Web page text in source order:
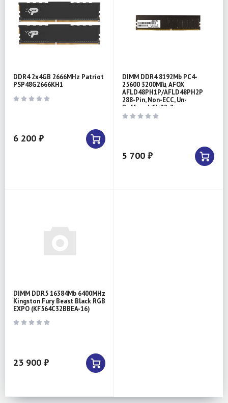
DDR4 2x4GB 2666MHz Patriot
PSP48G2666KH1
6 200 ₽
DIMM DDR4 8192Mb PC4-
25600 3200МГц AFOX
AFLD48PH1P/AFLD48PH2P
288-Pin, Non-ECC, Un-
Buffered, CL 22-2
5 700 ₽
DIMM DDR5 16384Mb 6400MHz
Kingston Fury Beast Black RGB
EXPO (KF564C32BBEA-16)
23 900 ₽